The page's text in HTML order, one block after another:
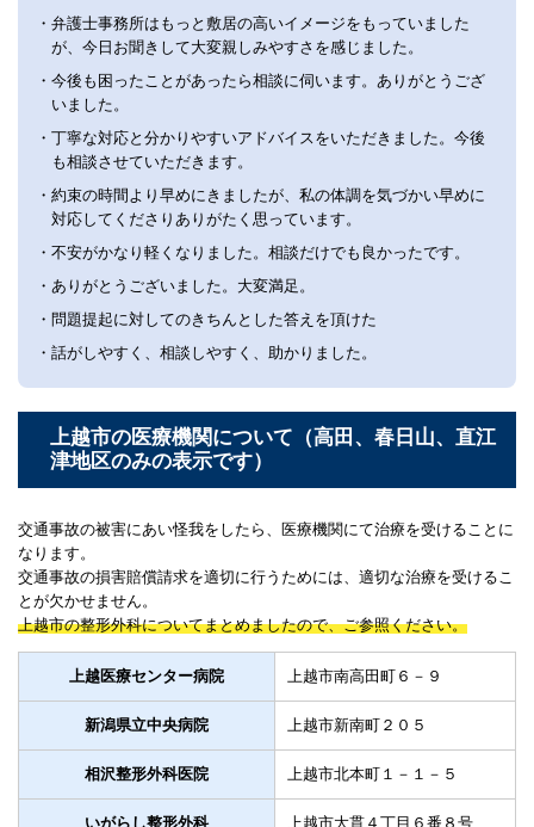
・弁護士事務所はもっと敷居の高いイメージをもっていました
が、今日お聞きして大変親しみやすさを感じました。
・今後も困ったことがあったら相談に伺います。ありがとうござ
いました。
・丁寧な対応と分かりやすいアドバイスをいただきました。今後
も相談させていただきます。
・約束の時間より早めにきましたが、私の体調を気づかい早めに
対応してくださりありがたく思っています。
・不安がかなり軽くなりました。相談だけでも良かったです。
・ありがとうございました。大変満足。
・問題提起に対してのきちんとした答えを頂けた
・話がしやすく、相談しやすく、助かりました。
上越市の医療機関について（高田、春日山、直江
津地区のみの表示です）
交通事故の被害にあい怪我をしたら、医療機関にて治療を受けることに
なります。
交通事故の損害賠償請求を適切に行うためには、適切な治療を受けるこ
とが欠かせません。
上越市の整形外科についてまとめましたので、ご参照ください。
上越医療センター病院 上越市南高田町６－９
新潟県立中央病院 上越市新南町２０５
相沢整形外科医院 上越市北本町１－１－５
いがらし整形外科 上越市大貫４丁目６番８号